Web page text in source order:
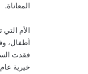
المعاناة.
فقدت